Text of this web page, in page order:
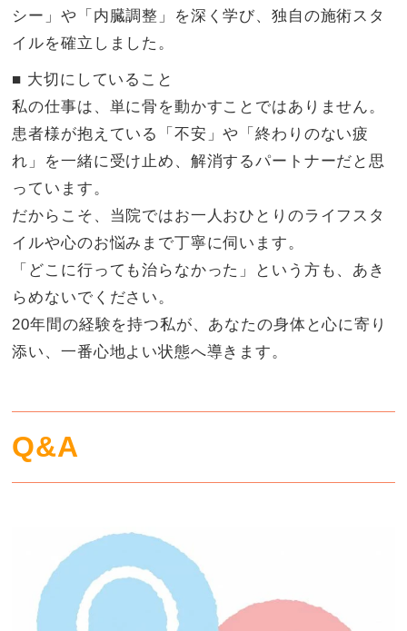
シー」や「内臓調整」を深く学び、独自の施術スタ
イルを確立しました。
​■ 大切にしていること
私の仕事は、単に骨を動かすことではありません。
患者様が抱えている「不安」や「終わりのない疲
れ」を一緒に受け止め、解消するパートナーだと思
っています。
​だからこそ、当院ではお一人おひとりのライフスタ
イルや心のお悩みまで丁寧に伺います。
「どこに行っても治らなかった」という方も、あき
らめないでください。
20年間の経験を持つ私が、あなたの身体と心に寄り
添い、一番心地よい状態へ導きます。
Q&A